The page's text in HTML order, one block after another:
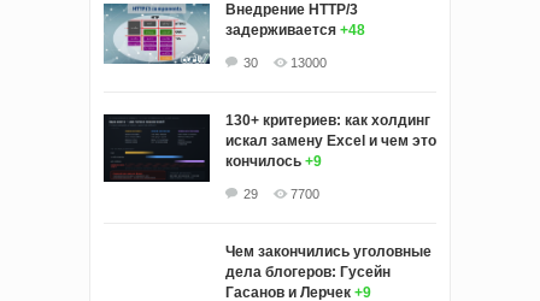
Внедрение HTTP/3
задерживается +48
30 13000
130+ критериев: как холдинг
искал замену Excel и чем это
кончилось +9
29 7700
Чем закончились уголовные
дела блогеров: Гусейн
Гасанов и Лерчек +9